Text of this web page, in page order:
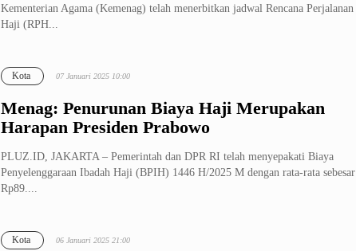
Kementerian Agama (Kemenag) telah menerbitkan jadwal Rencana Perjalanan
Haji (RPH...
Menag: Penurunan Biaya Haji Merupakan
Harapan Presiden Prabowo
Kota 07 Januari 2025 10:00
PLUZ.ID, JAKARTA – Pemerintah dan DPR RI telah menyepakati Biaya
Penyelenggaraan Ibadah Haji (BPIH) 1446 H/2025 M dengan rata-rata sebesar
Rp89....
Kota 06 Januari 2025 21:00